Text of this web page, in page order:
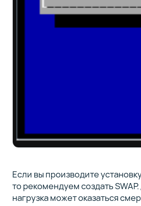
Если вы производите
то рекомендуем создать
нагрузка может оказаться